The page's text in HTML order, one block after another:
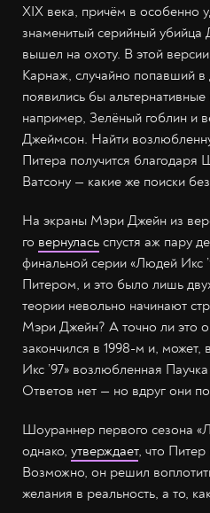
XIX века, причём в особенно
знаменитый серийный
вышел на охоту. В этой
Карнаж, случайно попавший
появились бы
например, Зелёный гоблин и
Джеймсон. Найти
Питера получится
Ватсону — какие же поиски
На экраны Мэри Джейн из
го вернулась спустя аж пару
финальной серии «Людей Икс
Питером, и это было лишь
теории невольно начинают
Мэри Джейн? А точно ли это
закончился в 1998-м и,
Икс ’97» возлюбленная
Ответов нет — но вдруг они
Шоураннер первого сезона
однако, утверждает, что
Возможно, он решил
желания в реальность, а то,